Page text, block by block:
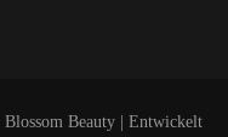
Blossom Beauty | Entwickelt